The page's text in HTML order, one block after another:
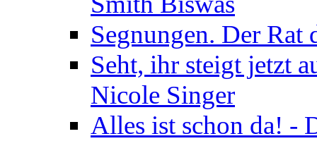
Segnungen. Der
Seht, ihr steigt jetzt
Nicole Singer
Alles ist schon da! -